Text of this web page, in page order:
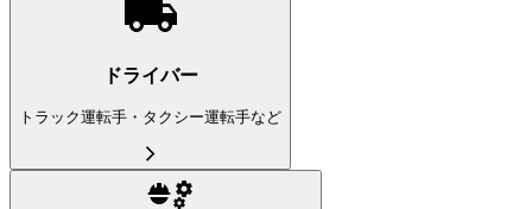
ドライバー
トラック運転手・タクシー運転手など